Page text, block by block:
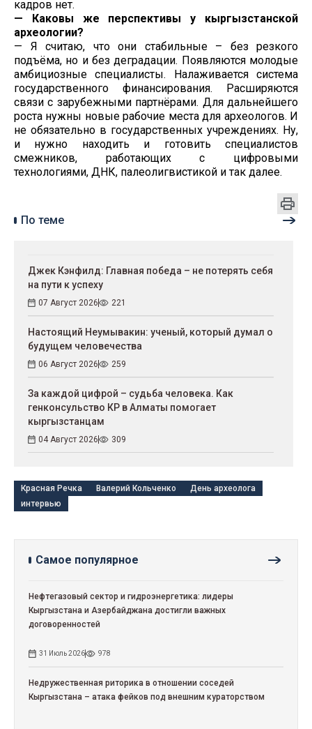
кадров нет.
— Каковы же перспективы у кыргызстанской
археологии?
— Я считаю, что они стабильные – без резкого
подъёма, но и без деградации. Появляются молодые
амбициозные специалисты. Налаживается система
государственного финансирования. Расширяются
связи с зарубежными партнёрами. Для дальнейшего
роста нужны новые рабочие места для археологов. И
не обязательно в государственных учреждениях. Ну,
и нужно находить и готовить специалистов
смежников, работающих с цифровыми
технологиями, ДНК, палеолигвистикой и так далее.
По теме
Джек Кэнфилд: Главная победа – не потерять себя
на пути к успеху
07 Август 2026 221
Настоящий Неумывакин: ученый, который думал о
будущем человечества
06 Август 2026 259
За каждой цифрой – судьба человека. Как
генконсульство КР в Алматы помогает
кыргызстанцам
04 Август 2026 309
Красная Речка Валерий Кольченко
День археолога
интервью
Самое популярное
Нефтегазовый сектор и гидроэнергетика: лидеры
Кыргызстана и Азербайджана достигли важных
договоренностей
31 Июль 2026 978
Недружественная риторика в отношении соседей
Кыргызстана – атака фейков под внешним кураторством